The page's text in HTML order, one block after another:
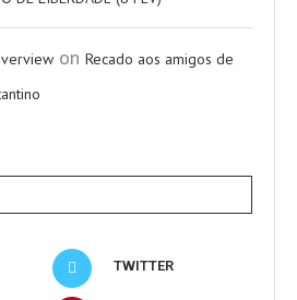
on Recado aos amigos de
TWITTER